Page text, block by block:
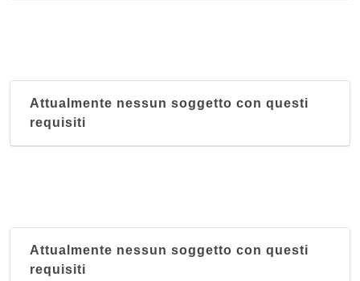
Attualmente nessun soggetto con questi
requisiti
Attualmente nessun soggetto con questi
requisiti